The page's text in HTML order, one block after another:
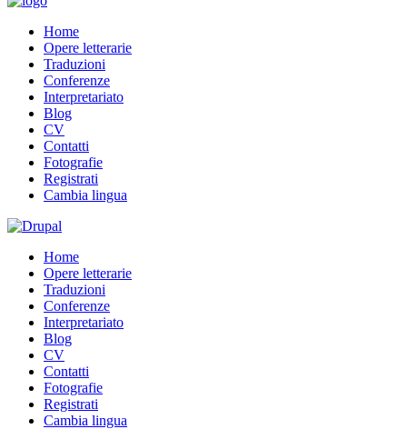
Home
Opere letterarie
Traduzioni
Conferenze
Interpretariato
Blog
CV
Contatti
Fotografie
Registrati
Cambia lingua
Home
Opere letterarie
Traduzioni
Conferenze
Interpretariato
Blog
CV
Contatti
Fotografie
Registrati
Cambia lingua